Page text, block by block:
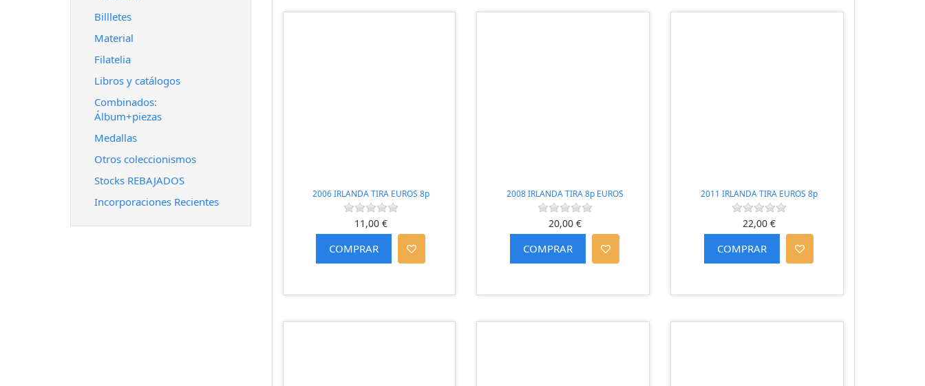
Billletes
Material
Filatelia
Libros y catálogos
Combinados:
Álbum+piezas
Medallas
Otros coleccionismos
Stocks REBAJADOS
Incorporaciones Recientes
2006 IRLANDA TIRA EUROS 8p
11,00 €
2008 IRLANDA TIRA 8p EUROS
20,00 €
2011 IRLANDA TIRA EUROS 8p
22,00 €